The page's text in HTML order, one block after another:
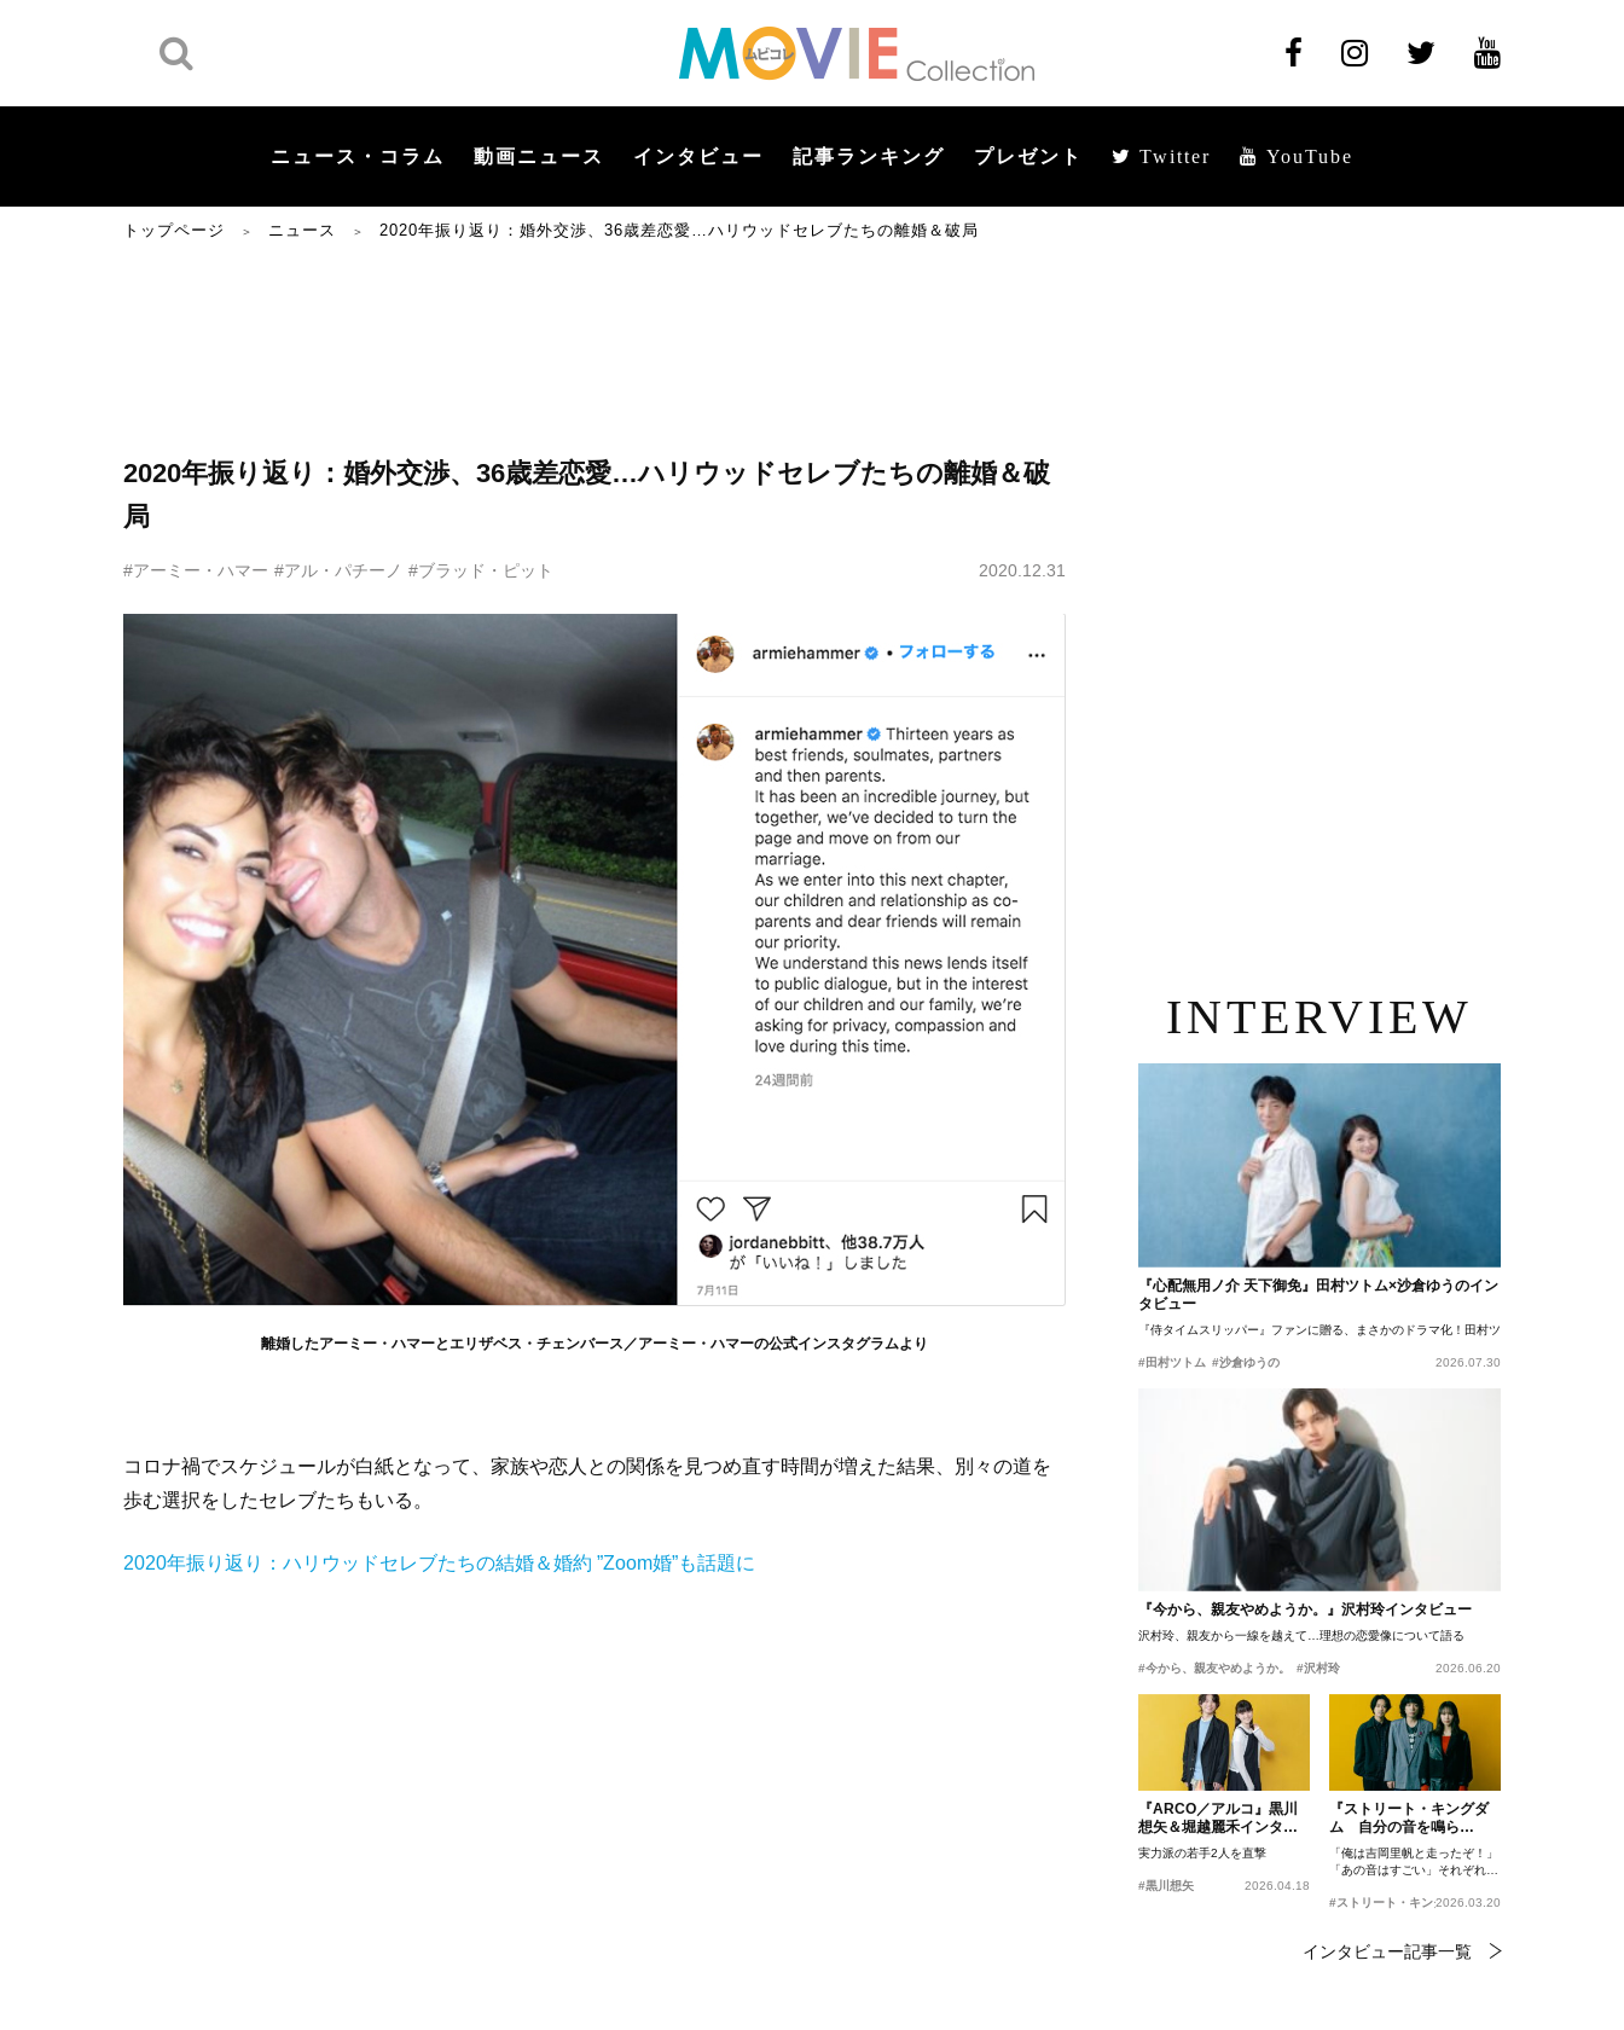
ニュース・コラム 動画ニュース インタビュー 記事ランキング プレゼント Twitter YouTube
トップページ ＞ ニュース ＞ 2020年振り返り：婚外交渉、36歳差恋愛…ハリウッドセレブたちの離婚＆破局
2020年振り返り：婚外交渉、36歳差恋愛…ハリウッドセレブたちの離婚＆破
局
#アーミー・ハマー #アル・パチーノ #ブラッド・ピット 2020.12.31
離婚したアーミー・ハマーとエリザベス・チェンバース／アーミー・ハマーの公式インスタグラムより
コロナ禍でスケジュールが白紙となって、家族や恋人との関係を見つめ直す時間が増えた結果、別々の道を
歩む選択をしたセレブたちもいる。
2020年振り返り：ハリウッドセレブたちの結婚＆婚約 ”Zoom婚”も話題に
INTERVIEW
『心配無用ノ介 天下御免』田村ツトム×沙倉ゆうのイン
タビュー
『侍タイムスリッパー』ファンに贈る、まさかのドラマ化！田村ツトム×沙倉ゆうのが語
#田村ツトム #沙倉ゆうの 2026.07.30
『今から、親友やめようか。』沢村玲インタビュー
沢村玲、親友から一線を越えて…理想の恋愛像について語る
#今から、親友やめようか。 #沢村玲 2026.06.20
『ARCO／アルコ』黒川
想矢＆堀越麗禾インタビ
ュー
実力派の若手2人を直撃
#黒川想矢 2026.04.18
『ストリート・キングダ
ム 自分の音を鳴ら
せ。』峯田和伸、若葉竜
也、吉岡里帆インタビュ
ー
「俺は吉岡里帆と走ったぞ！」
「あの音はすごい」それぞれの
#ストリート・キングダム 自分の音を鳴らせ。
2026.03.20
インタビュー記事一覧